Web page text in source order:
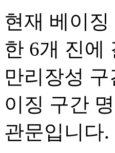
현재 베이
한 6개 진에
만리장성
이징 구간
관문입니다.